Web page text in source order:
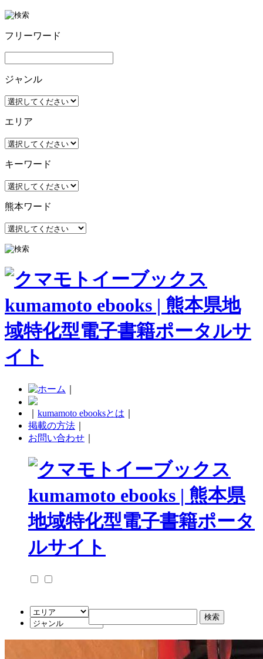
フリーワード
ジャンル
エリア
キーワード
熊本ワード
kumamoto ebooksとは
掲載の方法
お問い合わせ